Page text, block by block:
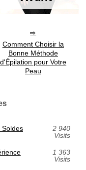
Comment Choisir la
Bonne Méthode
d'Épilation pour Votre
Peau
Soldes
2 940
Visits
1 363
Visits